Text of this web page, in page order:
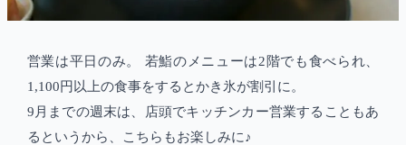
営業は平日のみ。 若鮨のメニューは2階でも食べられ、
1,100円以上の食事をするとかき氷が割引に。
9月までの週末は、店頭でキッチンカー営業することもあ
るというから、こちらもお楽しみに♪